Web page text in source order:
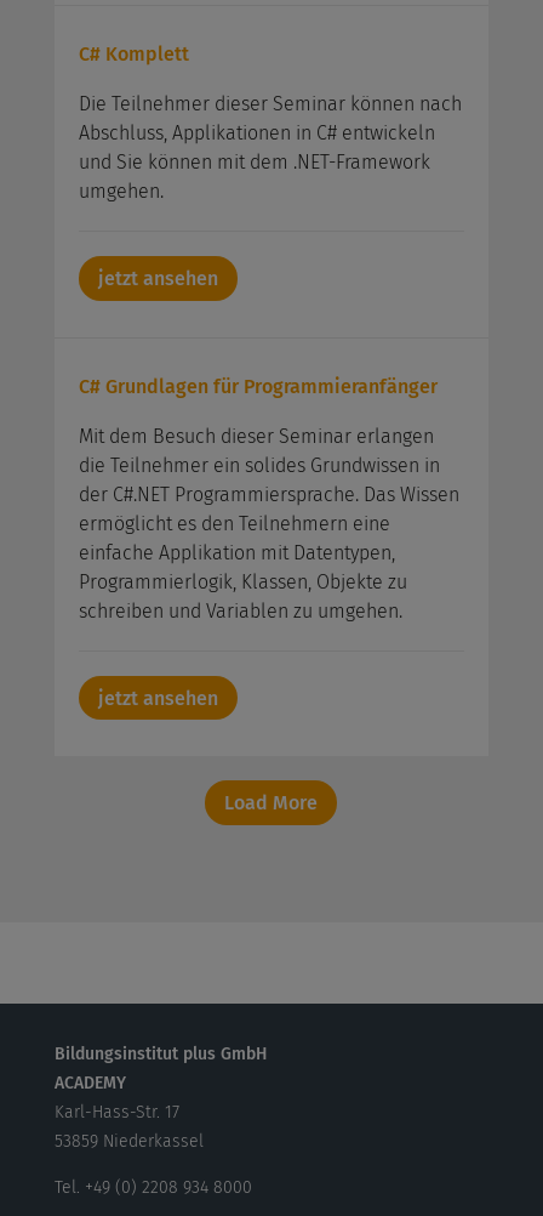
C# Komplett
Die Teilnehmer dieser Seminar können nach
Abschluss, Applikationen in C# entwickeln
und Sie können mit dem .NET-Framework
umgehen.
jetzt ansehen
C# Grundlagen für Programmieranfänger
Mit dem Besuch dieser Seminar erlangen
die Teilnehmer ein solides Grundwissen in
der C#.NET Programmiersprache. Das Wissen
ermöglicht es den Teilnehmern eine
einfache Applikation mit Datentypen,
Programmierlogik, Klassen, Objekte zu
schreiben und Variablen zu umgehen.
jetzt ansehen
Load More
Bildungsinstitut plus GmbH
ACADEMY
Karl-Hass-Str. 17
53859 Niederkassel
Tel. +49 (0) 2208 934 8000